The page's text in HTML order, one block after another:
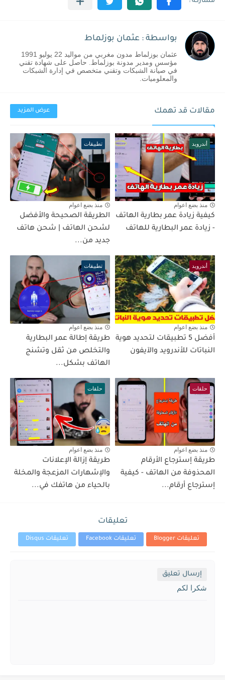
بواسطة : عثمان بوزلماط
عثمان بوزلماط مدون مغربي من مواليد 22 يوليو 1991
مؤسس ومدير مدونة بوزلماط. حاصل على شهادة تقني
في صيانة الشبكات وتقني متخصص في إدارة الشبكات
والمعلوميات.
مقالات قد تهمك عرض المزيد
أندرويد
منذ بضع اعوام
كيفية زيادة عمر بطارية الهاتف
- زيادة عمر البطارية للهاتف
تطبيقات
منذ بضع اعوام
الطريقة الصحيحة والأفضل
لشحن الهاتف | شحن هاتف
جديد من...
أندرويد
منذ بضع اعوام
أفضل 5 تطبيقات لتحديد هوية
النباتات للأندرويد والآيفون
تطبيقات
منذ بضع اعوام
طريقة إطالة عمر البطارية
والتخلص من ثقل وتشنج
الهاتف بشكل...
حلقات
منذ بضع اعوام
طريقة إسترجاع الأرقام
المحذوفة من الهاتف - كيفية
إسترجاع أرقام...
حلقات
منذ بضع اعوام
طريقة إزالة الإعلانات
والإشهارات المزعجة والمخلة
بالحياء من هاتفك في...
تعليقات
تعليقات Blogger تعليقات Facebook تعليقات Disqus
إرسال تعليق
شكرا لكم